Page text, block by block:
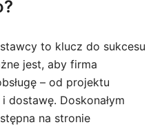
to klucz do sukcesu
jest, aby firma
– od projektu
Doskonałym
na stronie